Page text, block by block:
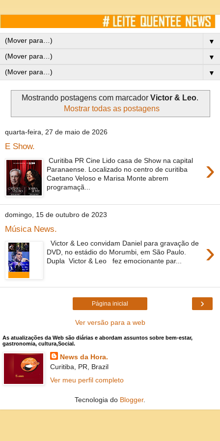
▼
▼
▼
Mostrando postagens com marcador Victor & Leo.
Mostrar todas as postagens
quarta-feira, 27 de maio de 2026
E Show.
›
Curitiba PR Cine Lido casa de Show na capital
Paranaense. Localizado no centro de curitiba
Caetano Veloso e Marisa Monte abrem
programaçã...
domingo, 15 de outubro de 2023
Música News.
›
Victor & Leo convidam Daniel para gravação de
DVD, no estádio do Morumbi, em São Paulo.
Dupla Victor & Leo fez emocionante par...
›
Página inicial
Ver versão para a web
As atualizações da Web são diárias e abordam assuntos sobre bem-estar,
gastronomia, cultura,Social.
News da Hora.
Curitiba, PR, Brazil
Ver meu perfil completo
Tecnologia do Blogger.